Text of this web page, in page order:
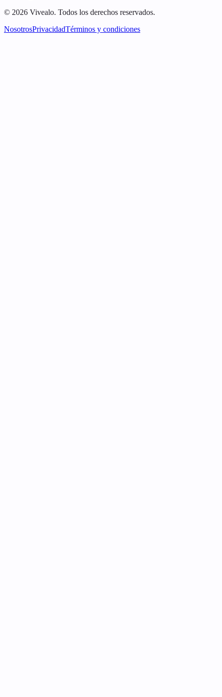
© 2026 Vivealo. Todos los derechos reservados.
NosotrosPrivacidadTérminos y condiciones